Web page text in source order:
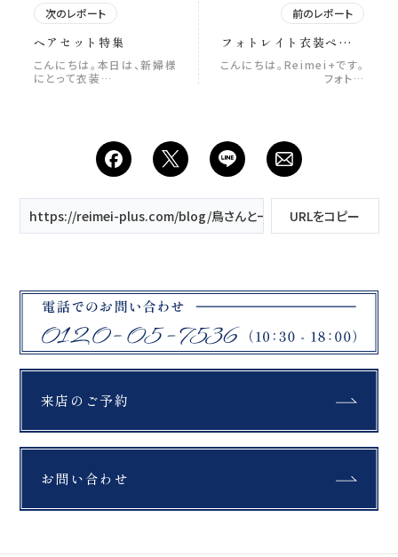
次のレポート
ヘアセット特集
こんにちは。本日は、新婦様
にとって衣装…
前のレポート
フォトレイト衣装ページ
のご紹介
こんにちは。Reimei+です。
フォト…
https://reimei-plus.com/blog/鳥さんと一緒に/URLをコピー
来店のご予約
お問い合わせ